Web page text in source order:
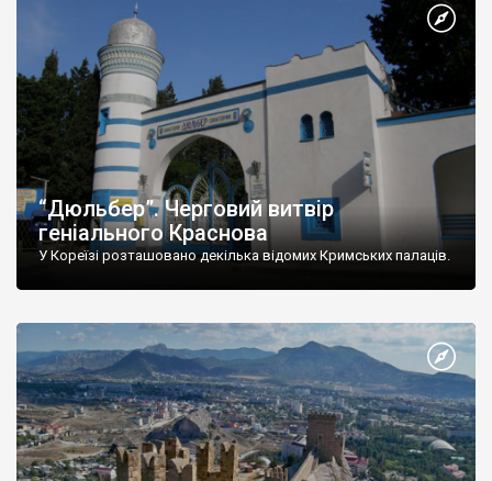
“Дюльбер”. Черговий витвір
геніального Краснова
У Кореїзі розташовано декілька відомих Кримських палаців.